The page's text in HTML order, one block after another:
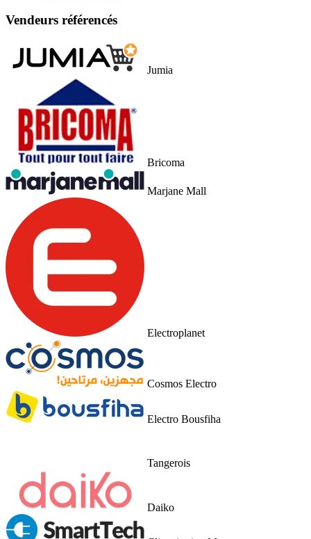
Vendeurs référencés
Jumia
Bricoma
Marjane Mall
Electroplanet
Cosmos Electro
Electro Bousfiha
Tangerois
Daiko